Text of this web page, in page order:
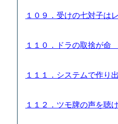
１０９．受けの七対子は
１１０．ドラの取捨が命
１１１．システムで作り
１１２．ツモ牌の声を聴